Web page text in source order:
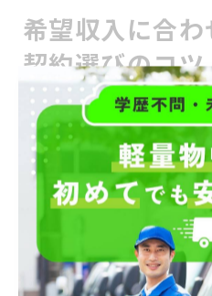
希望収入に合
契約選びのコツ
軽貨物契約形態ごとの収入
軽貨物の契約形態には主に
契約」があり、それぞれ収
す。業務委託は歩合制が多
収入が変動するため、努力
安定性に欠ける面がありま